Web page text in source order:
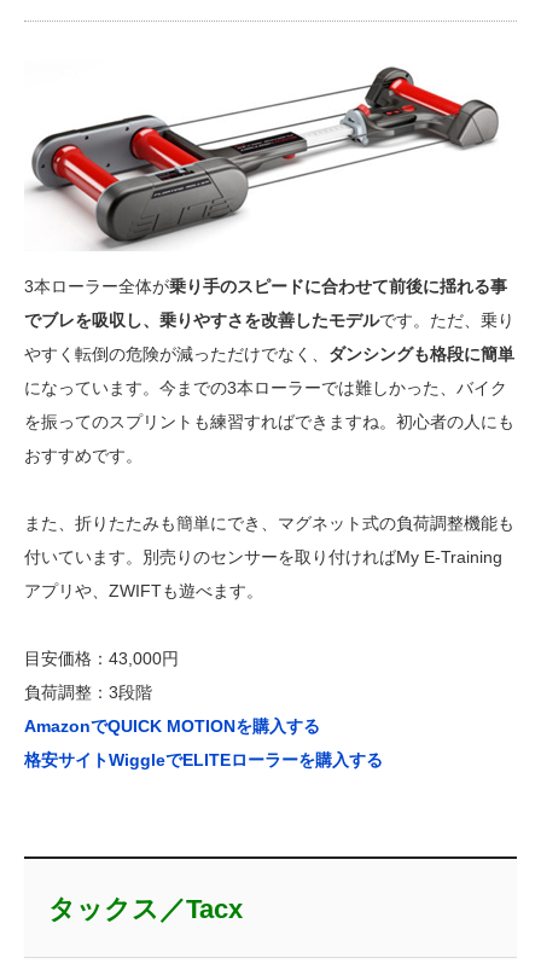
3本ローラー全体が乗り手のスピードに合わせて前後に揺れる事
でブレを吸収し、乗りやすさを改善したモデルです。ただ、乗り
やすく転倒の危険が減っただけでなく、 ダンシングも格段に簡単
になっています。今までの3本ローラーでは難しかった、バイク
を振ってのスプリントも練習すればできますね。初心者の人にも
おすすめです。
また、折りたたみも簡単にでき、マグネット式の負荷調整機能も
付いています。別売りのセンサーを取り付ければMy E-Training
アプリや、ZWIFTも遊べます。
目安価格：43,000円
負荷調整：3段階
AmazonでQUICK MOTIONを購入する
格安サイトWiggleでELITEローラーを購入する
タックス／Tacx